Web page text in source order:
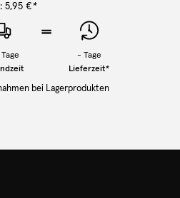
5,95 €*
- Tage
Lieferzeit*
bei Lagerprodukten